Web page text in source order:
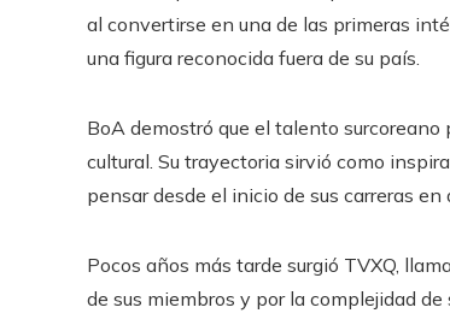
al convertirse en una de las primeras
una figura reconocida fuera de su país.
BoA demostró que el talento
cultural. Su trayectoria sirvió como
pensar desde el inicio de sus carreras en
Pocos años más tarde surgió TVXQ,
de sus miembros y por la complejidad de